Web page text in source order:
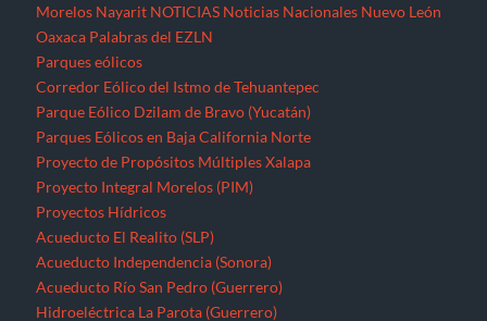
Morelos Nayarit NOTICIAS Noticias Nacionales Nuevo León
Oaxaca Palabras del EZLN
Parques eólicos
Corredor Eólico del Istmo de Tehuantepec
Parque Eólico Dzilam de Bravo (Yucatán)
Parques Eólicos en Baja California Norte
Proyecto de Propósitos Múltiples Xalapa
Proyecto Integral Morelos (PIM)
Proyectos Hídricos
Acueducto El Realito (SLP)
Acueducto Independencia (Sonora)
Acueducto Río San Pedro (Guerrero)
Hidroeléctrica La Parota (Guerrero)